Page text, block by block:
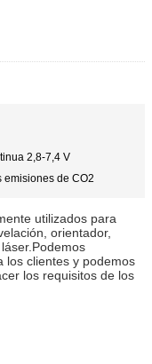
2,8-7,4 V
emisiones de CO2
utilizados para
orientador,
los clientes y podemos
los requisitos de los